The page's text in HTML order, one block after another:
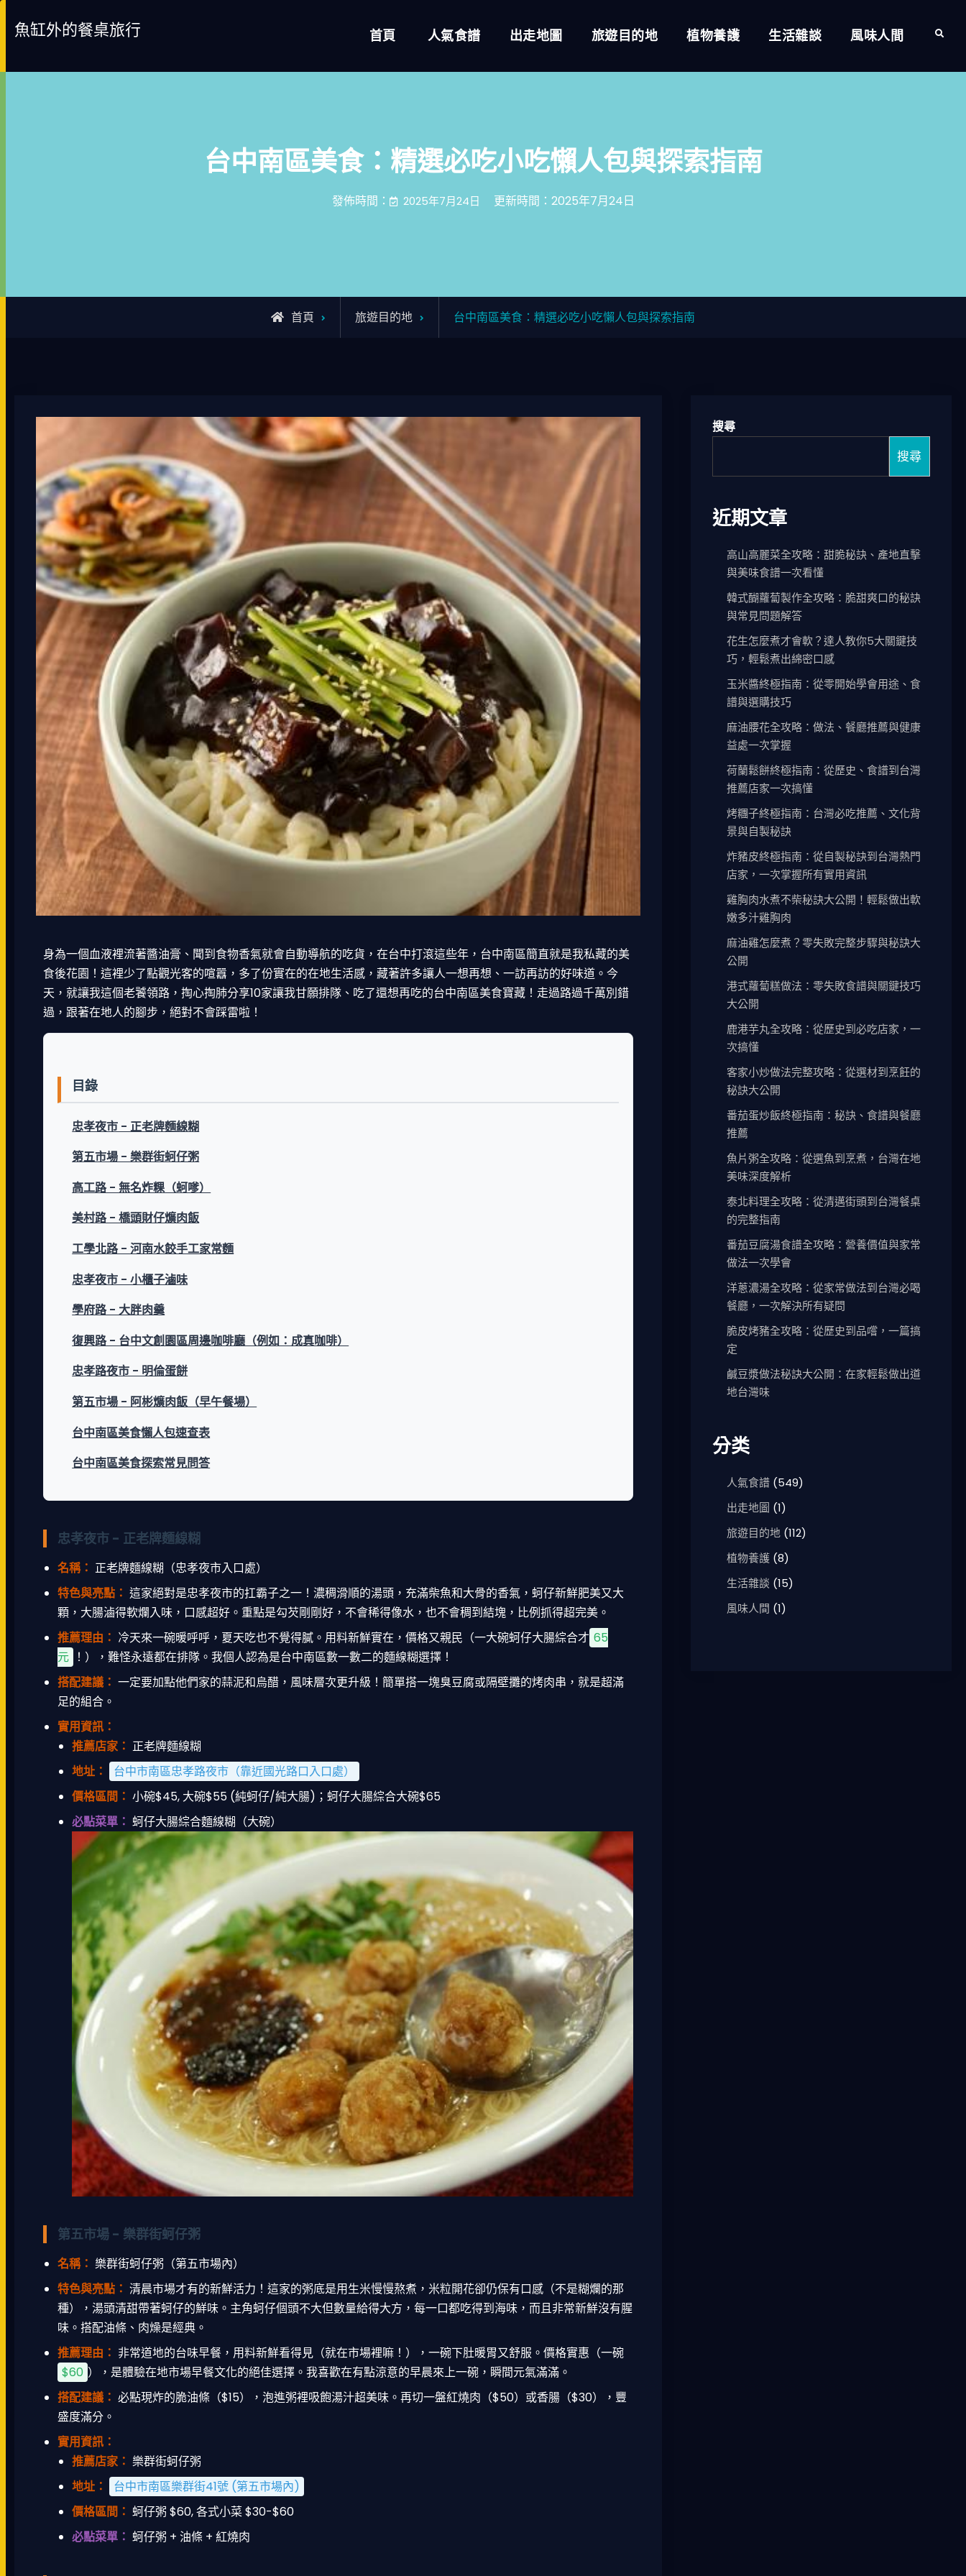
魚缸外的餐桌旅行 首頁 人氣食譜 出走地圖 旅遊目的地 植物養護 生活雜談 風味人間 Search
台中南區美食：精選必吃小吃懶人包與探索指南
發佈時間： 2025年7月24日 更新時間：2025年7月24日
首頁 旅遊目的地 台中南區美食：精選必吃小吃懶人包與探索指南
身為一個血液裡流著醬油膏、聞到食物香氣就會自動導航的吃貨，在台中打滾這些年，台中南區簡直就是我私藏的美
食後花園！這裡少了點觀光客的喧囂，多了份實在的在地生活感，藏著許多讓人一想再想、一訪再訪的好味道。今
天，就讓我這個老饕領路，掏心掏肺分享10家讓我甘願排隊、吃了還想再吃的台中南區美食寶藏 ！走過路過千萬別錯
過，跟著在地人的腳步，絕對不會踩雷啦！
目錄
忠孝夜市 - 正老牌麵線糊
第五市場 - 樂群街蚵仔粥
高工路 - 無名炸粿（蚵嗲）
美村路 - 橋頭財仔爌肉飯
工學北路 - 河南水餃手工家常麵
忠孝夜市 - 小櫃子滷味
學府路 - 大胖肉羹
復興路 - 台中文創園區周邊咖啡廳（例如：成真咖啡）
忠孝路夜市 - 明倫蛋餅
第五市場 - 阿彬爌肉飯（早午餐場）
台中南區美食懶人包速查表
台中南區美食探索常見問答
忠孝夜市 - 正老牌麵線糊
名稱： 正老牌麵線糊（忠孝夜市入口處）
特色與亮點： 這家絕對是忠孝夜市的扛霸子之一！濃稠滑順的湯頭，充滿柴魚和大骨的香氣，蚵仔新鮮肥美又大
顆，大腸滷得軟爛入味，口感超好。重點是勾芡剛剛好，不會稀得像水，也不會稠到結塊，比例抓得超完美。
推薦理由： 冷天來一碗暖呼呼，夏天吃也不覺得膩。用料新鮮實在，價格又親民（一大碗蚵仔大腸綜合才 65
元 ！），難怪永遠都在排隊。我個人認為是台中南區數一數二的麵線糊選擇！
搭配建議： 一定要加點他們家的蒜泥和烏醋，風味層次更升級！簡單搭一塊臭豆腐或隔壁攤的烤肉串，就是超滿
足的組合。
實用資訊：
推薦店家： 正老牌麵線糊
地址：
台中市南區忠孝路夜市（靠近國光路口入口處）
價格區間： 小碗$45, 大碗$55 (純蚵仔/純大腸)；蚵仔大腸綜合大碗$65
必點菜單： 蚵仔大腸綜合麵線糊（大碗）
第五市場 - 樂群街蚵仔粥
名稱： 樂群街蚵仔粥（第五市場內）
特色與亮點： 清晨市場才有的新鮮活力！這家的粥底是用生米慢慢熬煮，米粒開花卻仍保有口感（不是糊爛的那
種），湯頭清甜帶著蚵仔的鮮味。主角蚵仔個頭不大但數量給得大方，每一口都吃得到海味，而且非常新鮮沒有腥
味。搭配油條、肉燥是經典。
推薦理由： 非常道地的台味早餐，用料新鮮看得見（就在市場裡嘛！），一碗下肚暖胃又舒服。價格實惠（一碗
$60 ），是體驗在地市場早餐文化的絕佳選擇。我喜歡在有點涼意的早晨來上一碗，瞬間元氣滿滿。
搭配建議： 必點現炸的脆油條（$15），泡進粥裡吸飽湯汁超美味。再切一盤紅燒肉（$50）或香腸（$30），豐
盛度滿分。
實用資訊：
推薦店家： 樂群街蚵仔粥
地址：
台中市南區樂群街41號 (第五市場內)
價格區間： 蚵仔粥 $60, 各式小菜 $30-$60
必點菜單： 蚵仔粥 + 油條 + 紅燒肉
搜尋
搜尋
近期文章
高山高麗菜全攻略：甜脆秘訣、產地直擊
與美味食譜一次看懂
韓式醐蘿蔔製作全攻略：脆甜爽口的秘訣
與常見問題解答
花生怎麼煮才會軟？達人教你5大關鍵技
巧，輕鬆煮出綿密口感
玉米醬終極指南：從零開始學會用途、食
譜與選購技巧
麻油腰花全攻略：做法、餐廳推薦與健康
益處一次掌握
荷蘭鬆餅終極指南：從歷史、食譜到台灣
推薦店家一次搞懂
烤糰子終極指南：台灣必吃推薦、文化背
景與自製秘訣
炸豬皮終極指南：從自製秘訣到台灣熱門
店家，一次掌握所有實用資訊
雞胸肉水煮不柴秘訣大公開！輕鬆做出軟
嫩多汁雞胸肉
麻油雞怎麼煮？零失敗完整步驟與秘訣大
公開
港式蘿蔔糕做法：零失敗食譜與關鍵技巧
大公開
鹿港芋丸全攻略：從歷史到必吃店家，一
次搞懂
客家小炒做法完整攻略：從選材到烹飪的
秘訣大公開
番茄蛋炒飯終極指南：秘訣、食譜與餐廳
推薦
魚片粥全攻略：從選魚到烹煮，台灣在地
美味深度解析
泰北料理全攻略：從清邁街頭到台灣餐桌
的完整指南
番茄豆腐湯食譜全攻略：營養價值與家常
做法一次學會
洋蔥濃湯全攻略：從家常做法到台灣必喝
餐廳，一次解決所有疑問
脆皮烤豬全攻略：從歷史到品嚐，一篇搞
定
鹹豆漿做法秘訣大公開：在家輕鬆做出道
地台灣味
分类
人氣食譜(549)
出走地圖 (1)
旅遊目的地(112)
植物養護(8)
生活雜談 (15)
風味人間 (1)